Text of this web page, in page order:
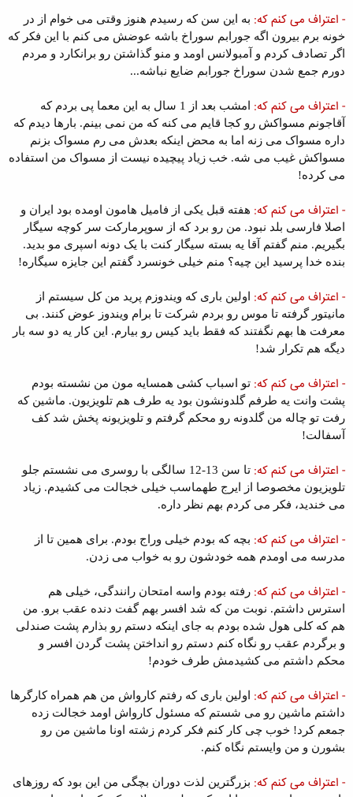
- اعتراف می کنم که: به این سن که رسیدم هنوز وقتی می خوام از در
خونه برم بیرون اگه جورابم سوراخ باشه عوضش می کنم با این فکر که
اگر تصادف کردم و آمبولانس اومد و منو گذاشتن رو برانکارد و مردم
دورم جمع شدن سوراخ جورابم ضایع نباشه...
- اعتراف می کنم که:
امشب بعد از 1 سال به این معما پی بردم که
آقاجونم مسواکش رو کجا قایم می کنه که من نمی بینم. بارها دیدم که
داره مسواک می زنه اما به محض اینکه بعدش می رم مسواک بزنم
مسواکش غیب می شه. خب زیاد پیچیده نیست از مسواک من استفاده
می کرده!
- اعتراف می کنم که: هفته قبل یکی از فامیل هامون اومده بود ایران و
اصلا فارسی بلد نبود. من رو برد که از سوپرمارکت سر کوچه سیگار
بگیریم. منم گفتم آقا یه بسته سیگار کنت با یک دونه اسپری مو بدید.
بنده خدا پرسید این چیه؟ منم خیلی خونسرد گفتم این جایزه سیگاره!
- اعتراف می کنم که: اولین باری که ویندوزم پرید من کل سیستم از
مانیتور گرفته تا موس رو بردم شرکت تا برام ویندوز عوض کنند. بی
معرفت ها بهم نگفتند که فقط باید کیس رو بیارم. این کار یه دو سه بار
دیگه هم تکرار شد!
- اعتراف می کنم که: تو اسباب کشی همسایه مون من نشسته بودم
پشت وانت یه طرفم گلدونشون بود یه طرف هم تلویزیون. ماشین که
رفت تو چاله من گلدونه رو محکم گرفتم و تلویزیونه پخش شد کف
آسفالت!
- اعتراف می کنم که:
تا سن 13-12 سالگی با روسری می نشستم جلو
تلویزیون مخصوصا از ایرج طهماسب خیلی خجالت می کشیدم. زیاد
می خندید، فکر می کردم بهم نظر داره.
- اعتراف می کنم که: بچه که بودم خیلی وراج بودم. برای همین تا از
مدرسه می اومدم همه خودشون رو به خواب می زدن.
- اعتراف می کنم که: رفته بودم واسه امتحان رانندگی، خیلی هم
استرس داشتم. نوبت من که شد افسر بهم گفت دنده عقب برو. من
هم که کلی هول شده بودم به جای اینکه دستم رو بذارم پشت صندلی
و برگردم عقب رو نگاه کنم دستم رو انداختن پشت گردن افسر و
محکم داشتم می کشیدمش طرف خودم!
- اعتراف می کنم که: اولین باری که رفتم کارواش من هم همراه کارگرها
داشتم ماشین رو می شستم که مسئول کارواش اومد خجالت زده
جمعم کرد! خوب چی کار کنم فکر کردم زشته اونا ماشین من رو
بشورن و من وایستم نگاه کنم.
- اعتراف می کنم که: بزرگترین لذت دوران بچگی من این بود که روزهای